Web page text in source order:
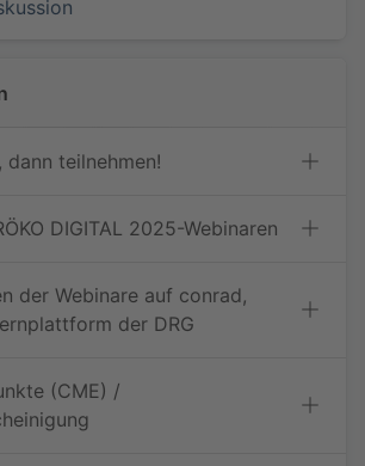
dann teilnehmen!
DIGITAL 2025-Webinaren
der Webinare auf conrad,
der DRG
(CME) /